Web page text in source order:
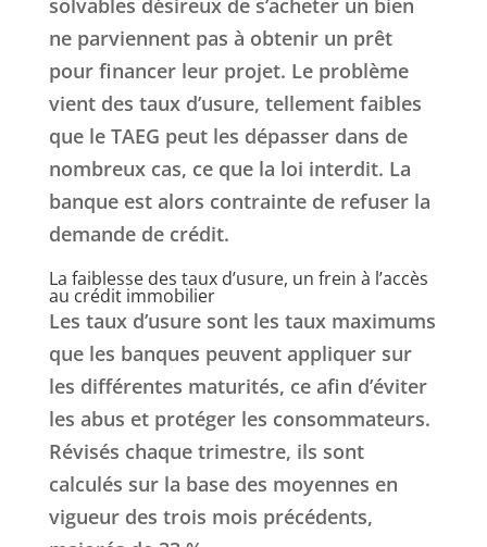
solvables désireux de s’acheter un bien
ne parviennent pas à obtenir un prêt
pour financer leur projet. Le problème
vient des taux d’usure, tellement faibles
que le TAEG peut les dépasser dans de
nombreux cas, ce que la loi interdit. La
banque est alors contrainte de refuser la
demande de crédit.
La faiblesse des taux d’usure, un frein à l’accès
au crédit immobilier
Les taux d’usure sont les taux maximums
que les banques peuvent appliquer sur
les différentes maturités, ce afin d’éviter
les abus et protéger les consommateurs.
Révisés chaque trimestre, ils sont
calculés sur la base des moyennes en
vigueur des trois mois précédents,